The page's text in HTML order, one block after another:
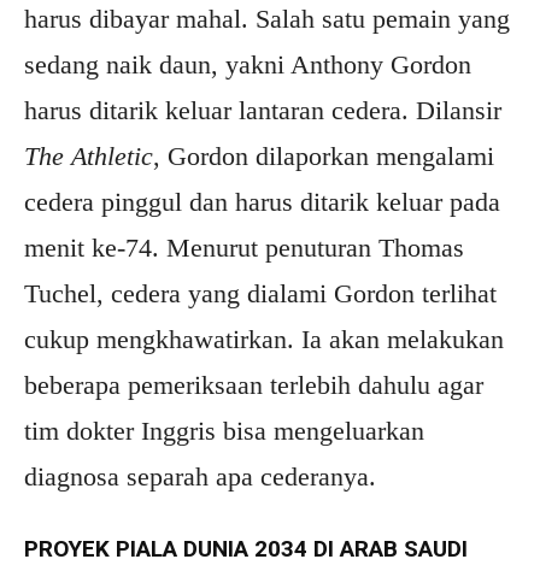
harus dibayar mahal. Salah satu pemain yang
sedang naik daun, yakni Anthony Gordon
harus ditarik keluar lantaran cedera. Dilansir
The Athletic, Gordon dilaporkan mengalami
cedera pinggul dan harus ditarik keluar pada
menit ke-74. Menurut penuturan Thomas
Tuchel, cedera yang dialami Gordon terlihat
cukup mengkhawatirkan. Ia akan melakukan
beberapa pemeriksaan terlebih dahulu agar
tim dokter Inggris bisa mengeluarkan
diagnosa separah apa cederanya.
PROYEK PIALA DUNIA 2034 DI ARAB SAUDI